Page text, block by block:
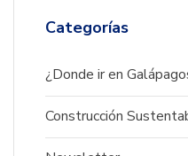
Categorías
¿Donde ir en
Construcción